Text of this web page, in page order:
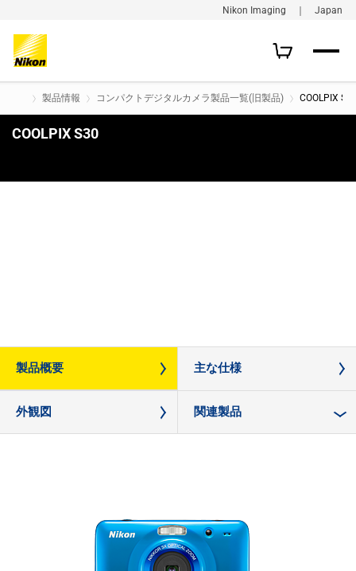
Nikon Imaging ｜ Japan
製品情報 コンパクトデジタルカメラ製品一覧(旧製品) COOLPIX
COOLPIX S30
製品概要 主な仕様
外観図 関連製品